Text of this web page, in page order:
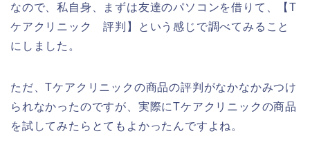
なので、私自身、まずは友達のパソコンを借りて、【T
ケアクリニック 評判】という感じで調べてみること
にしました。
ただ、Tケアクリニックの商品の評判がなかなかみつけ
られなかったのですが、実際にTケアクリニックの商品
を試してみたらとてもよかったんですよね。